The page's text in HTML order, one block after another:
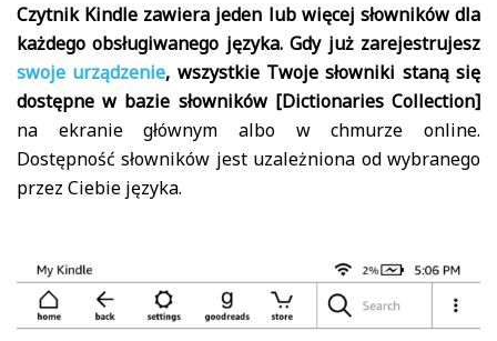
Czytnik Kindle zawiera jeden lub więcej słowników dla
każdego obsługiwanego języka. Gdy już zarejestrujesz
swoje urządzenie, wszystkie Twoje słowniki staną się
dostępne w bazie słowników [Dictionaries Collection]
na ekranie głównym albo w chmurze online.
Dostępność słowników jest uzależniona od wybranego
przez Ciebie języka.